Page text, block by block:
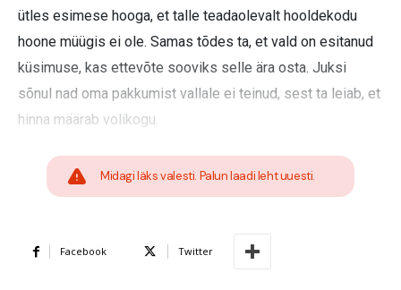
ütles esimese hooga, et talle teadaolevalt hooldekodu
hoone müügis ei ole. Samas tõdes ta, et vald on esitanud
küsimuse, kas ettevõte sooviks selle ära osta. Juksi
sõnul nad oma pakkumist vallale ei teinud, sest ta leiab, et
hinna määrab volikogu.
Midagi läks valesti. Palun laadi leht uuesti.
Facebook Twitter